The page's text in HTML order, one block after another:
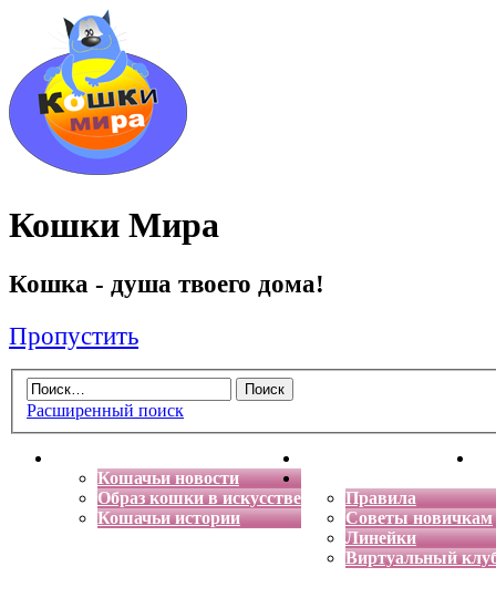
Кошки Мира
Кошка - душа твоего дома!
Пропустить
Расширенный поиск
Кошачьи новости
Образ кошки в искусстве
Кошачьи истории
Энциклопедия кошек
Правила
Советы новичкам
Линейки
Виртуальный